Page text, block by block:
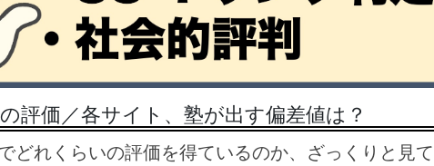
評価／各サイト、塾が出す偏差値は？
どれくらいの評価を得ているのか、ざっくりと見て